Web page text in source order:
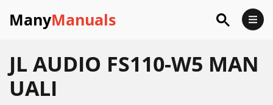
ManyManuals
JL AUDIO FS110-W5 MAN
UALI